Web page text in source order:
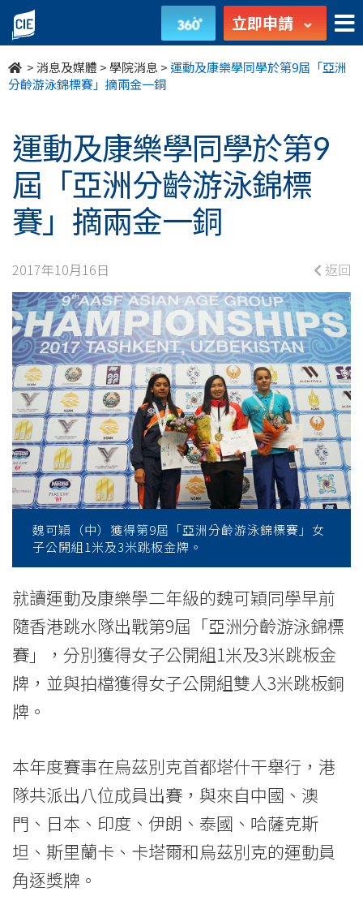
運
動
及
樂
學
同
學
於
第
9
屆
「亞
洲
分
游
泳
錦
標
賽」
摘
兩
金
一
銅
立即申請
>消息及媒體 >學院消息 >運動及康樂學同學於第9屆「亞洲
分齡游泳錦標賽」摘兩金一銅
運動及康樂學同學於第9
屆「亞洲分齡游泳錦標
賽」摘兩金一銅
2017年10月16日 返回
魏可穎（中）獲得第9屆「亞洲分齡游泳錦標賽」女
子公開組1米及3米跳板金牌。
就讀運動及康樂學二年級的魏可穎同學早前
隨香港跳水隊出戰第9屆「亞洲分齡游泳錦標
賽」，分別獲得女子公開組1米及3米跳板金
牌，並與拍檔獲得女子公開組雙人3米跳板銅
牌。
本年度賽事在烏茲別克首都塔什干舉行，港
隊共派出八位成員出賽，與來自中國、澳
門、日本、印度、伊朗、泰國、哈薩克斯
坦、斯里蘭卡、卡塔爾和烏茲別克的運動員
角逐獎牌。